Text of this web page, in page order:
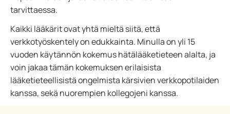
tarvittaessa.
Kaikki lääkärit ovat yhtä mieltä siitä, että
verkkotyöskentely on edukkainta. Minulla on yli 15
vuoden käytännön kokemus hätälääketieteen alalta, ja
voin jakaa tämän kokemuksen erilaisista
lääketieteellisistä ongelmista kärsivien verkkopotilaiden
kanssa, sekä nuorempien kollegojeni kanssa.